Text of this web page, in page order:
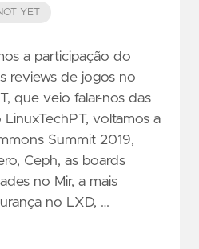
YET
a participação do
reviews de jogos no
que veio falar-nos das
voltamos a
Summit 2019,
Ceph, as boards
no Mir, a mais
no LXD, …